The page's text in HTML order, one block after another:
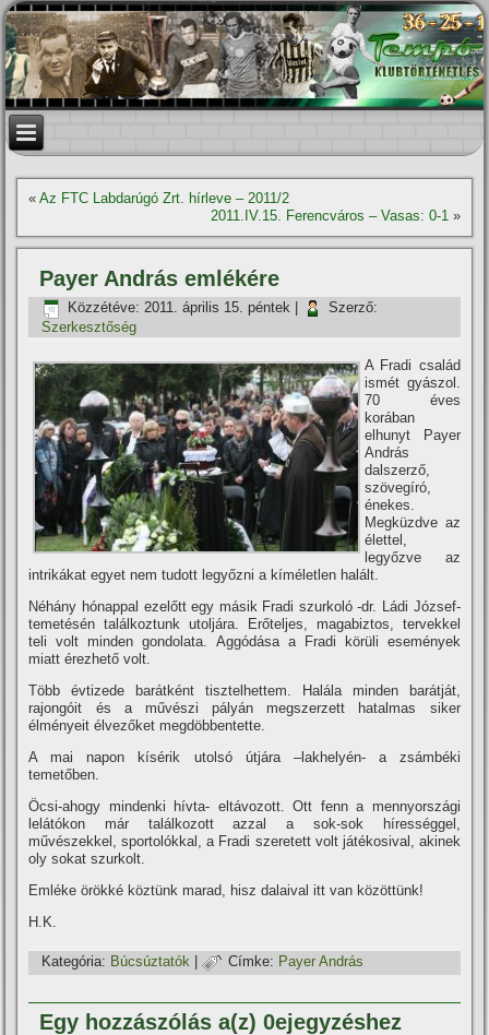
«Az FTC Labdarúgó Zrt. hí­rleve – 2011/2
2011.IV.15. Ferencváros – Vasas: 0-1»
Payer András emlékére
Közzétéve: 2011. április 15. péntek
Szerző:
Szerkesztőség
A Fradi család
ismét gyászol.
70 éves
korában
elhunyt Payer
András
dalszerző,
szövegí­ró,
énekes.
Megküzdve az
élettel,
legyőzve az
intrikákat egyet nem tudott legyőzni a kí­méletlen halált.
Néhány hónappal ezelőtt egy másik Fradi szurkoló -dr. Ládi József-
temetésén találkoztunk utoljára. Erőteljes, magabiztos, tervekkel
teli volt minden gondolata. Aggódása a Fradi körüli események
miatt érezhető volt.
Több évtizede barátként tisztelhettem. Halála minden barátját,
rajongóit és a művészi pályán megszerzett hatalmas siker
élményeit élvezőket megdöbbentette.
A mai napon kí­sérik utolsó útjára –lakhelyén- a zsámbéki
temetőben.
Öcsi-ahogy mindenki hí­vta- eltávozott. Ott fenn a mennyországi
lelátókon már találkozott azzal a sok-sok hí­rességgel,
művészekkel, sportolókkal, a Fradi szeretett volt játékosival, akinek
oly sokat szurkolt.
Emléke örökké köztünk marad, hisz dalaival itt van közöttünk!
H.K.
Kategória: Búcsúztatók | Címke: Payer András
Egy hozzászólás a(z) 0ejegyzéshez